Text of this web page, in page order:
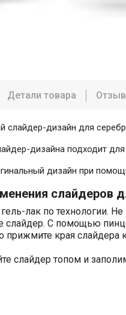
Детали товара
слайдер-дизайн для
дизайна подходит
дизайн при
слайдеров
лак по технологии. Не
слайдер. С помощью
прижмите края слайдера
слайдер топом и